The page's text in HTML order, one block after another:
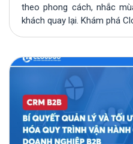
theo phong cách, nhắc
khách quay lại. Khám phá